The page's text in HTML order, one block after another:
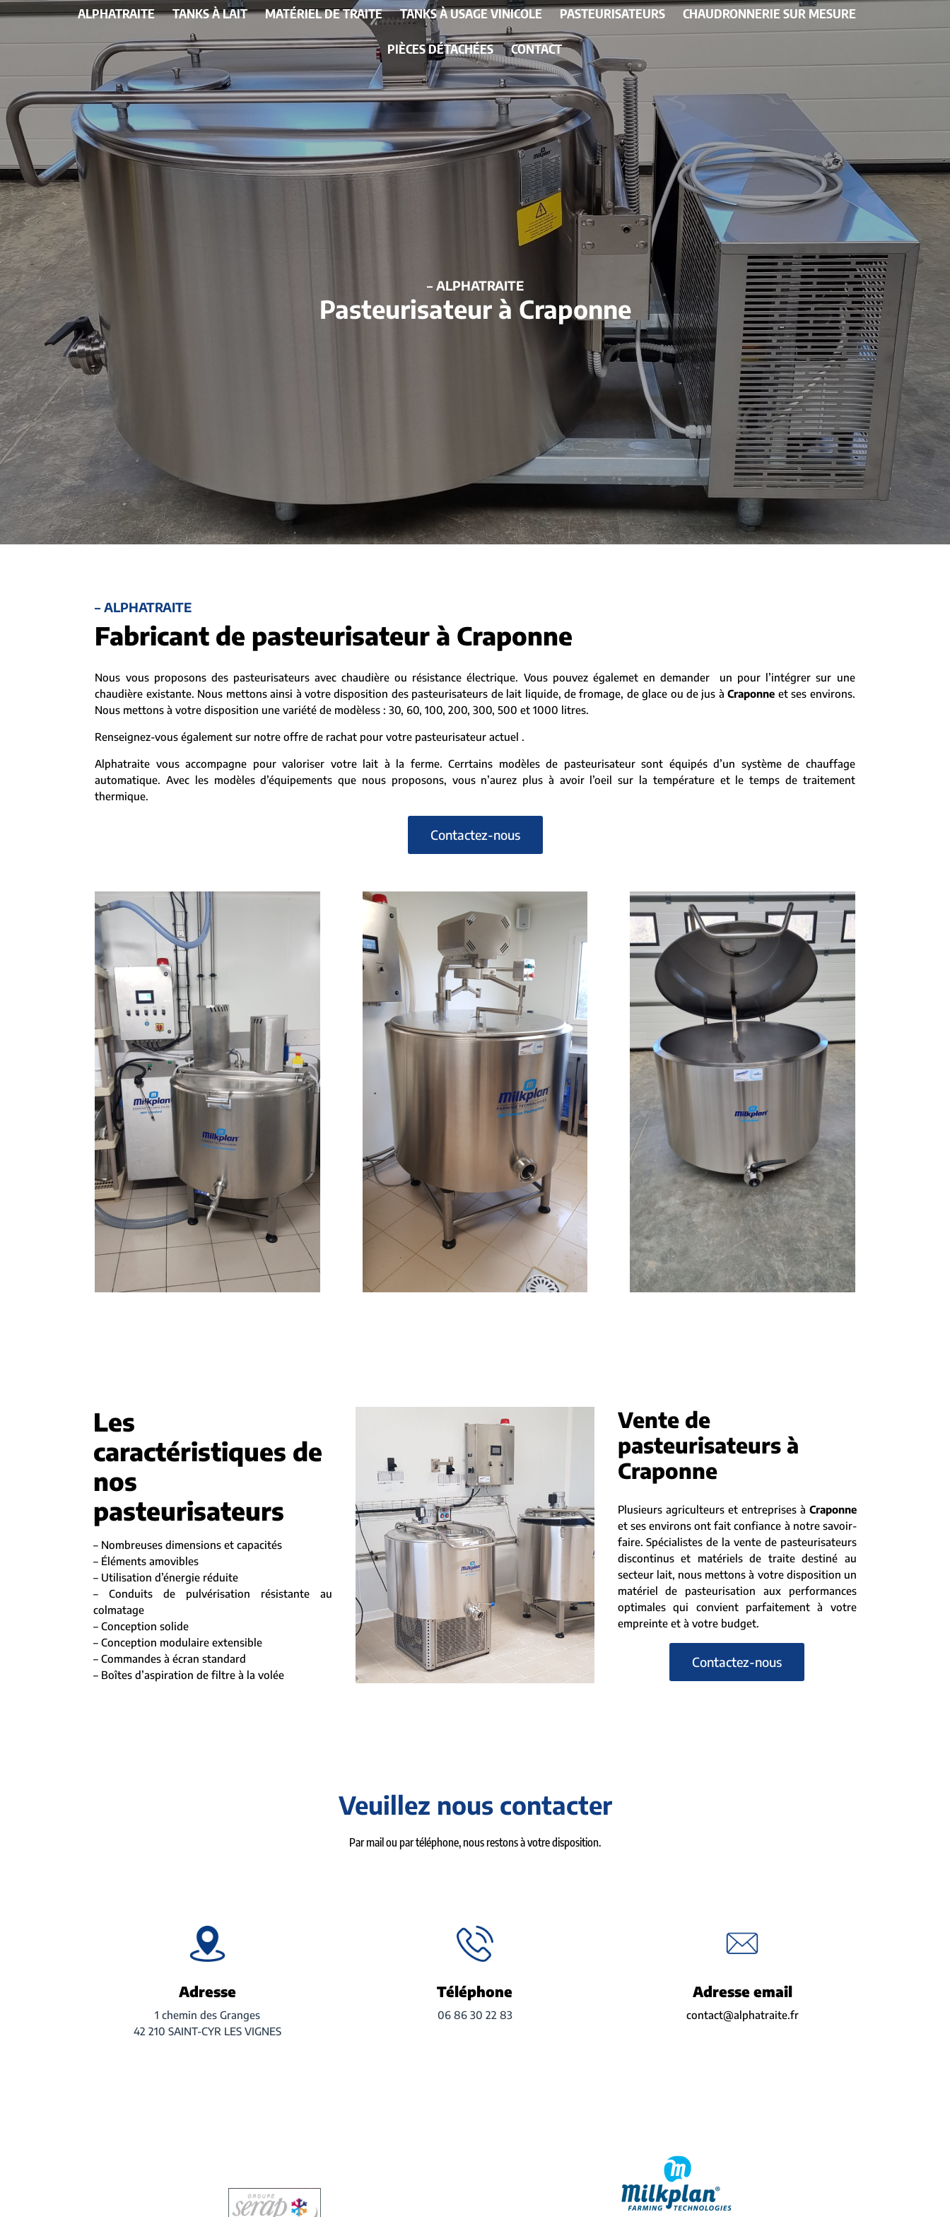
ALPHATRAITE TANKS À LAIT MATÉRIEL DE TRAITE TANKS À USAGE VINICOLE PASTEURISATEURS CHAUDRONNERIE SUR MESURE
PIÈCES DÉTACHÉES CONTACT
– ALPHATRAITE
Pasteurisateur à Craponne
– ALPHATRAITE
Fabricant de pasteurisateur à Craponne
Nous vous proposons des pasteurisateurs avec chaudière ou résistance électrique. Vous pouvez égalemet en demander un pour l’intégrer sur une
chaudière existante. Nous mettons ainsi à votre disposition des pasteurisateurs de lait liquide, de fromage, de glace ou de jus àCraponne et ses environs.
Nous mettons à votre disposition une variété de modèless : 30, 60, 100, 200, 300, 500 et 1000 litres.
Renseignez-vous également sur notre offre de rachat pour votre pasteurisateur actuel .
Alphatraite vous accompagne pour valoriser votre lait à la ferme. Cerrtains modèles de pasteurisateur sont équipés d’un système de chauffage
automatique. Avec les modèles d’équipements que nous proposons, vous n’aurez plus à avoir l’oeil sur la température et le temps de traitement
thermique.
Contactez-nous
Les
caractéristiques de
nos
pasteurisateurs
– Nombreuses dimensions et capacités
– Éléments amovibles
– Utilisation d’énergie réduite
– Conduits de pulvérisation résistante au
colmatage
– Conception solide
– Conception modulaire extensible
– Commandes à écran standard
– Boîtes d’aspiration de filtre à la volée
Vente de
pasteurisateurs à
Craponne
Plusieurs agriculteurs et entreprises à Craponne
et ses environs ont fait confiance à notre savoir-
faire. Spécialistes de la vente de pasteurisateurs
discontinus et matériels de traite destiné au
secteur lait, nous mettons à votre disposition un
matériel de pasteurisation aux performances
optimales qui convient parfaitement à votre
empreinte et à votre budget.
Contactez-nous
Veuillez nous contacter
Par mail ou par téléphone, nous restons à votre disposition.
Adresse
1 chemin des Granges
42 210 SAINT-CYR LES VIGNES
Téléphone
06 86 30 22 83
Adresse email
contact@alphatraite.fr